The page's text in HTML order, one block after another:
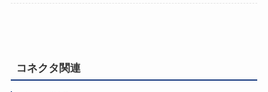
コネクタ関連